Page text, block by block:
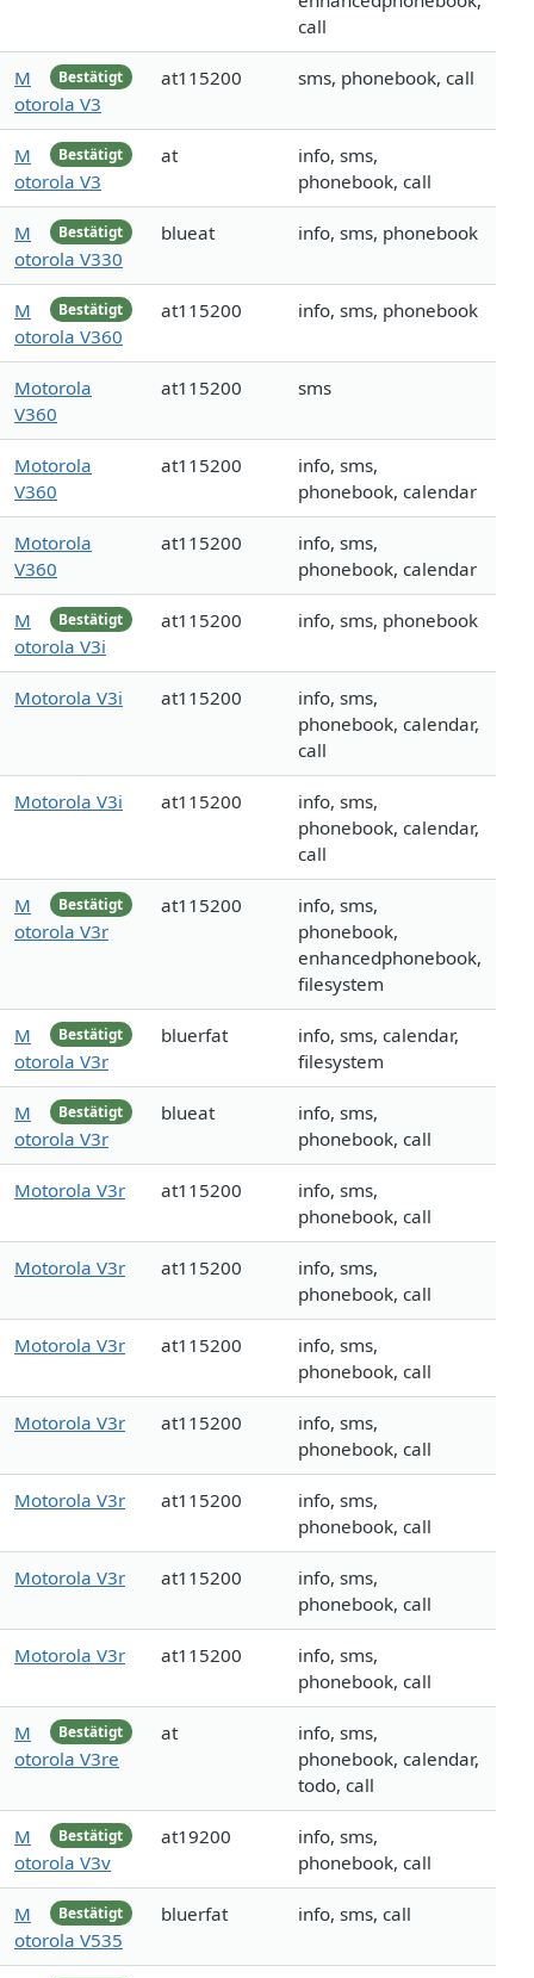
call
Bestätigt
M
otorola V3
at115200 sms, phonebook, call
Bestätigt
M
otorola V3
at
info, sms,
phonebook, call
Bestätigt
M
otorola V330
blueat info, sms, phonebook
Bestätigt
M
otorola V360
at115200 info, sms, phonebook
Motorola
V360
at115200 sms
Motorola
V360
at115200
info, sms,
phonebook, calendar
Motorola
V360
at115200
info, sms,
phonebook, calendar
Bestätigt
M
otorola V3i
at115200 info, sms, phonebook
Motorola V3i at115200
info, sms,
phonebook, calendar,
call
Motorola V3i at115200
info, sms,
phonebook, calendar,
call
Bestätigt
M
otorola V3r
at115200
info, sms,
phonebook,
enhancedphonebook,
filesystem
Bestätigt
M
otorola V3r
bluerfat
info, sms, calendar,
filesystem
Bestätigt
M
otorola V3r
blueat
info, sms,
phonebook, call
Motorola V3r at115200
info, sms,
phonebook, call
Motorola V3r at115200
info, sms,
phonebook, call
Motorola V3r at115200
info, sms,
phonebook, call
Motorola V3r at115200
info, sms,
phonebook, call
Motorola V3r at115200
info, sms,
phonebook, call
Motorola V3r at115200
info, sms,
phonebook, call
Motorola V3r at115200
info, sms,
phonebook, call
Bestätigt
M
otorola V3re
at
info, sms,
phonebook, calendar,
todo, call
Bestätigt
M
otorola V3v
at19200
info, sms,
phonebook, call
Bestätigt
M
otorola V535
bluerfat info, sms, call